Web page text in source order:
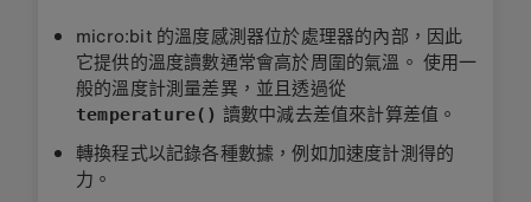
micro:bit 的溫度感測器位於處理器的內部，因此
它提供的溫度讀數通常會高於周圍的氣溫。 使用一
般的溫度計測量差異，並且透過從
temperature() 讀數中減去差值來計算差值。
轉換程式以記錄各種數據，例如加速度計測得的
力。